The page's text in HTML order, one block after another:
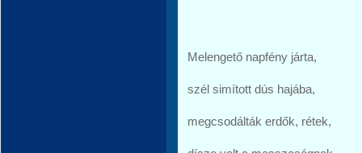
Melengető napfény járta,
szél simított dús hajába,
megcsodálták erdők, rétek,